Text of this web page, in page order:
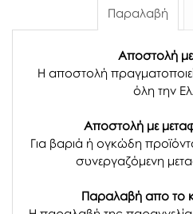
Παραλαβή
Αποστολή
Η αποστολή
όλη την
Αποστολή με
Για βαριά ή ογκώδη
συνεργαζόμενη
Παραλαβή απο το